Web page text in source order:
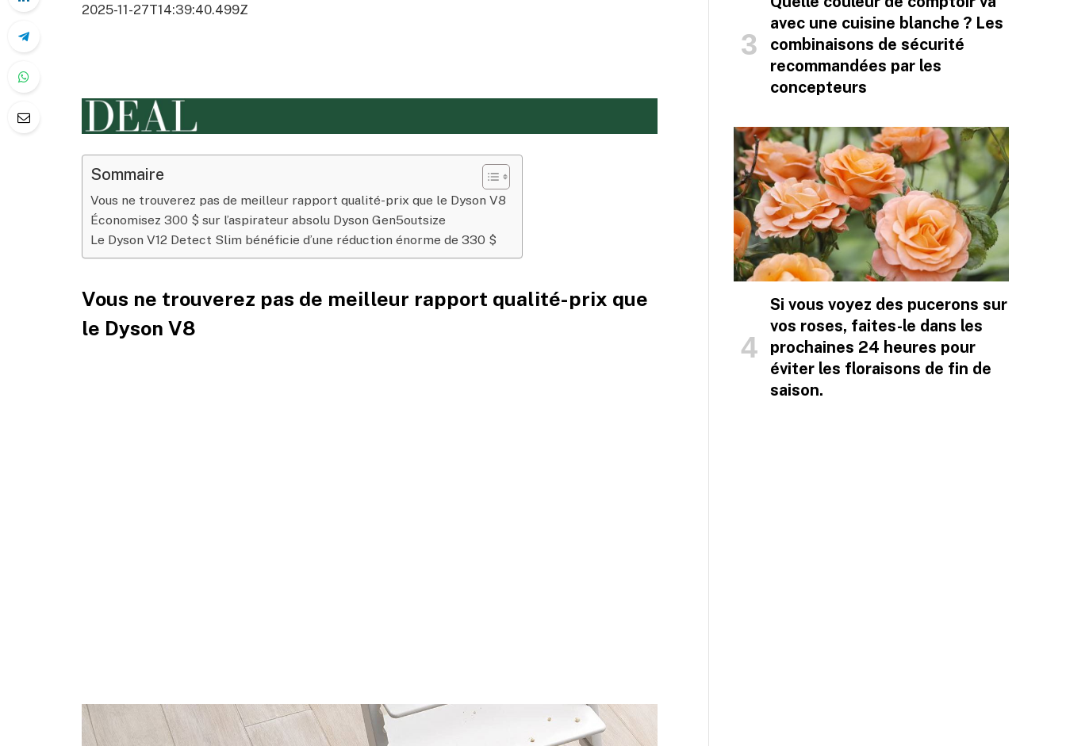
2025-11-27T14:39:40.499Z
Sommaire
Vous ne trouverez pas de meilleur rapport qualité-prix que le Dyson V8
Économisez 300 $ sur l’aspirateur absolu Dyson Gen5outsize
Le Dyson V12 Detect Slim bénéficie d’une réduction énorme de 330 $
Vous ne trouverez pas de meilleur rapport qualité-prix que
le Dyson V8
avec une cuisine blanche ? Les
combinaisons de sécurité
recommandées par les
concepteurs
Si vous voyez des pucerons sur
vos roses, faites-le dans les
prochaines 24 heures pour
éviter les floraisons de fin de
saison.